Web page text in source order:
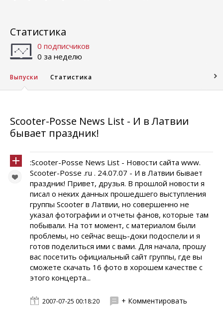
Статистика
0 подписчиков
0 за неделю
Выпуски Статистика
Scooter-Posse News List - И в Латвии
бывает праздник!
:Scooter-Posse News List - Новости сайта www.
Scooter-Posse .ru . 24.07.07 - И в Латвии бывает
праздник! Привет, друзья. В прошлой новости я
писал о неких данных прошедшего выступления
группы Scooter в Латвии, но совершенно не
указал фотографии и отчеты фанов, которые там
побывали. На тот момент, с материалом были
проблемы, но сейчас вещь-доки подоспели и я
готов поделиться ими с вами. Для начала, прошу
вас посетить официальный сайт группы, где вы
сможете скачать 16 фото в хорошем качестве с
этого концерта...
2007-07-25 00:18:20 + Комментировать